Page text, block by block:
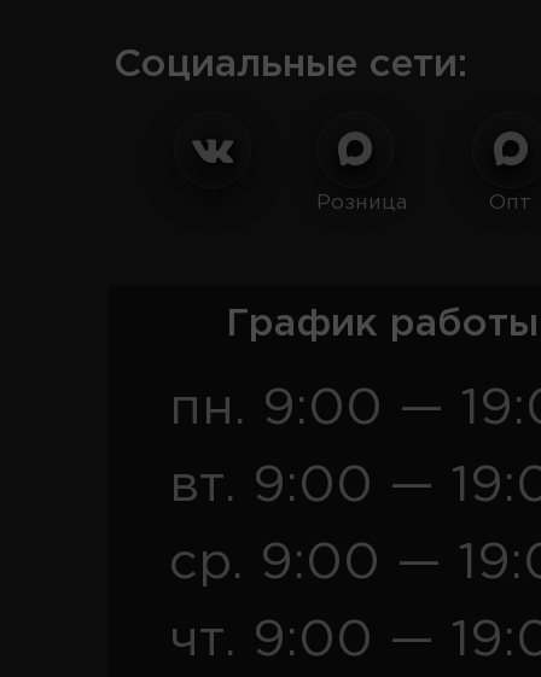
Социальные сети:
Розница Опт
График
пн. 9:00 —
вт. 9:00 —
ср. 9:00 —
чт. 9:00 —